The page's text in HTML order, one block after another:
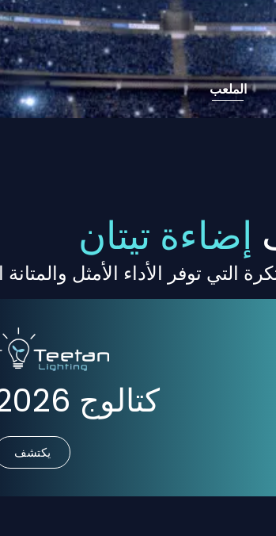
الملعب
إضاءة تيتان
كتالوج 2026
يكتشف